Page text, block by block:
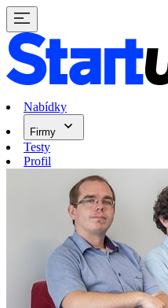
Nabídky
Firmy
Testy
Profil